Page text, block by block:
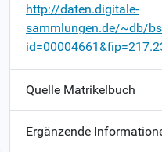
http://daten.digitale-
sammlungen.de/~db/
Quelle Matrikelbuch
Ergänzende